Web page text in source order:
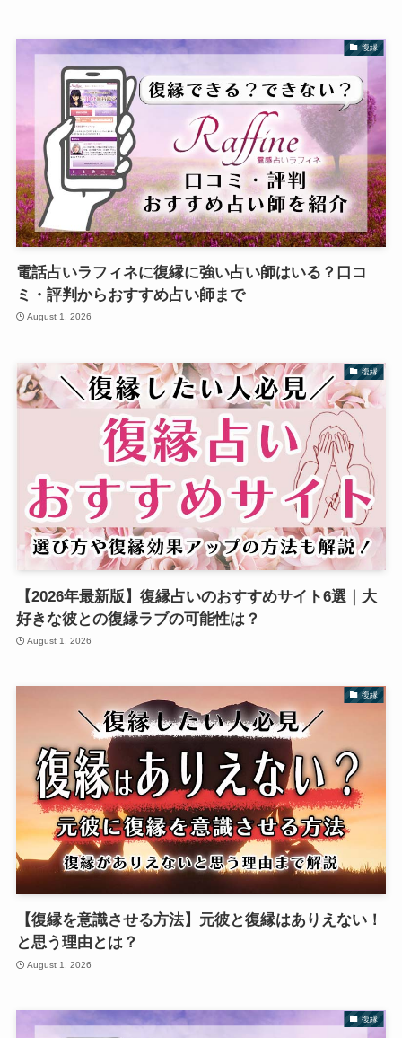
復縁
電話占いラフィネに復縁に強い占い師はいる？口コ
ミ・評判からおすすめ占い師まで
August 1, 2026
復縁
【2026年最新版】復縁占いのおすすめサイト6選｜大
好きな彼との復縁ラブの可能性は？
August 1, 2026
復縁
【復縁を意識させる方法】元彼と復縁はありえない！
と思う理由とは？
August 1, 2026
復縁